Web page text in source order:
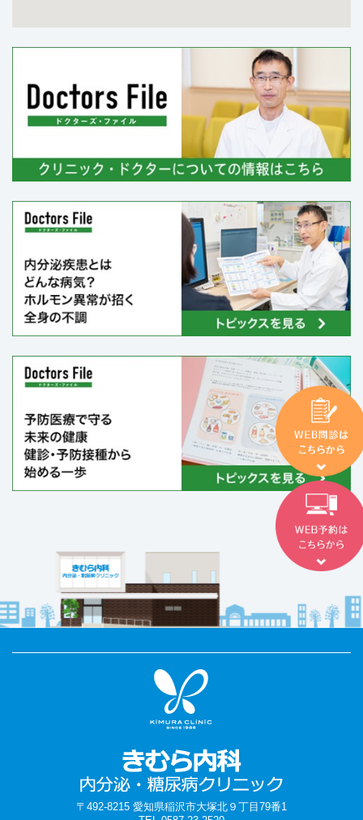
〒492-8215 愛知県稲沢市大塚北９丁目79番1